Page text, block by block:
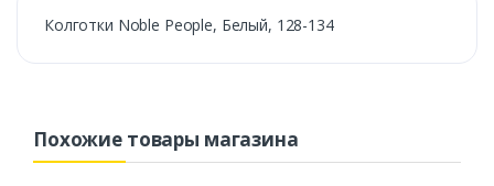
Колготки Noble People, Белый, 128-134
Похожие товары магазина